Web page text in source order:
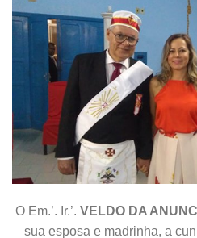
O Em.’. Ir.’. VELDO DA
sua esposa e madrinha, a